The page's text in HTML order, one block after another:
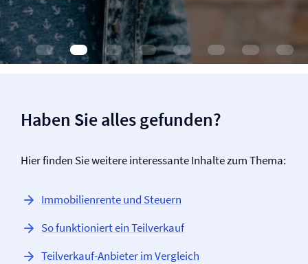
Haben Sie alles gefunden?
Hier finden Sie weitere interessante Inhalte zum Thema:
Immobilienrente und Steuern
So funktioniert ein Teilverkauf
Teilverkauf-Anbieter im Vergleich